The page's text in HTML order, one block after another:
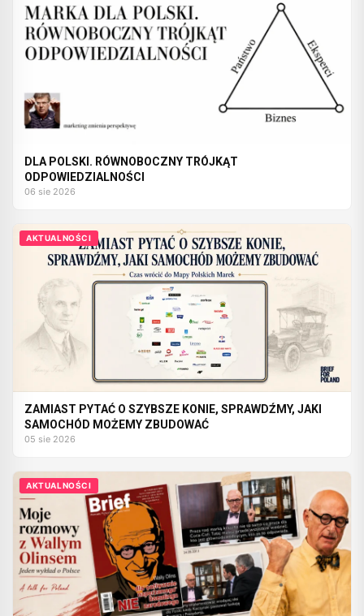
DLA POLSKI. RÓWNOBOCZNY TRÓJKĄT
ODPOWIEDZIALNOŚCI
06 sie 2026
AKTUALNOŚCI
ZAMIAST PYTAĆ O SZYBSZE KONIE, SPRAWDŹMY, JAKI
SAMOCHÓD MOŻEMY ZBUDOWAĆ
05 sie 2026
AKTUALNOŚCI